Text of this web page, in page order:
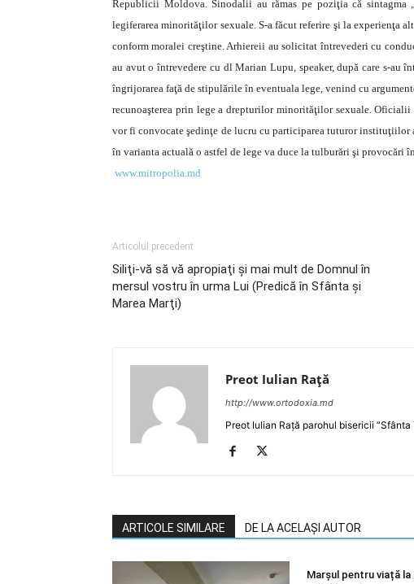
Republicii Moldova. Sinodalii au rămas pe poziţia că sintagma
legiferarea minorităţilor sexuale. S-a făcut referire şi la experienţa
conform moralei creştine. Arhiereii au solicitat întrevederi cu
au avut o întrevedere cu dl Marian Lupu, speaker, după care s-
îngrijorarea faţă de stipulările în eventuala lege, venind cu
recunoaşterea prin lege a drepturilor minorităţilor sexuale.
vor fi convocate şedinţe de lucru cu participarea tuturor
în varianta actuală o astfel de lege va duce la tulburări şi provocări
www.mitropolia.md
Articolul precedent
Siliţi-vă să vă apropiaţi şi mai mult de Domnul în
mersul vostru în urma Lui (Predică în Sfânta şi
Marea Marţi)
Preot Iulian Raţă
http://www.ortodoxia.md
Preot Iulian Rață parohul bisericii
ARTICOLE SIMILARE DE LA ACELAȘI AUTOR
Marșul pentru viață la